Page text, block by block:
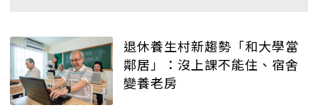
退休養生村新趨勢「和大學當
鄰居」：沒上課不能住、宿舍
變養老房